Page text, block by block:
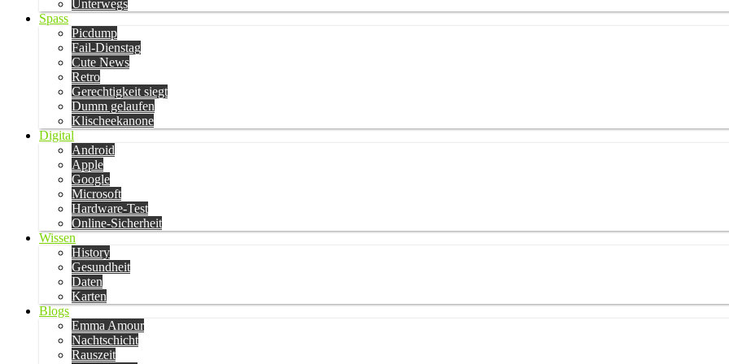
Unterwegs
Spass
Picdump
Fail-Dienstag
Cute News
Retro
Gerechtigkeit siegt
Dumm gelaufen
Klischeekanone
Digital
Android
Apple
Google
Microsoft
Hardware-Test
Online-Sicherheit
Wissen
History
Gesundheit
Daten
Karten
Blogs
Emma Amour
Nachtschicht
Rauszeit